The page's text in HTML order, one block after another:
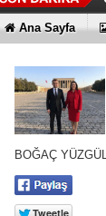
Ana Sayfa
BOĞAÇ YÜZGÜL